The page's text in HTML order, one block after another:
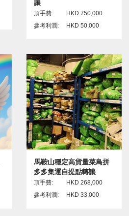
讓
頂手費:
HKD 750,000
參考利潤:
HKD 50,000
馬鞍山穩定高貨量菜鳥拼
多多集運自提點轉讓
頂手費:
HKD 268,000
參考利潤:
HKD 33,000